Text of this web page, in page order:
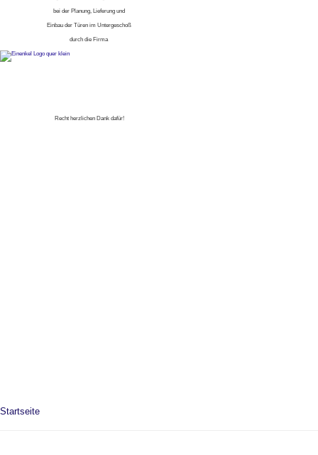
bei der Planung, Lieferung und
Einbau der Türen im Untergeschoß
durch die Firma
Recht herzlichen Dank dafür!
Startseite